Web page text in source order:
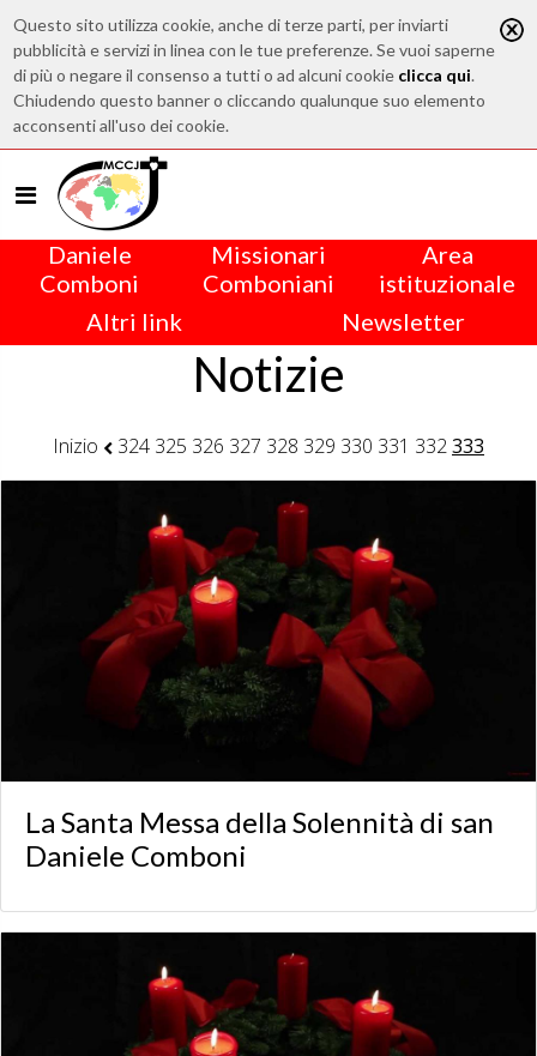
Questo sito utilizza cookie, anche di terze parti, per inviarti
pubblicità e servizi in linea con le tue preferenze. Se vuoi saperne
di più o negare il consenso a tutti o ad alcuni cookie clicca qui.
Chiudendo questo banner o cliccando qualunque suo elemento
acconsenti all'uso dei cookie.
Daniele
Comboni
Missionari
Comboniani
Area
istituzionale
Altri link
Newsletter
Notizie
Inizio 324 325 326 327 328 329 330 331 332333
La Santa Messa della Solennità di san
Daniele Comboni